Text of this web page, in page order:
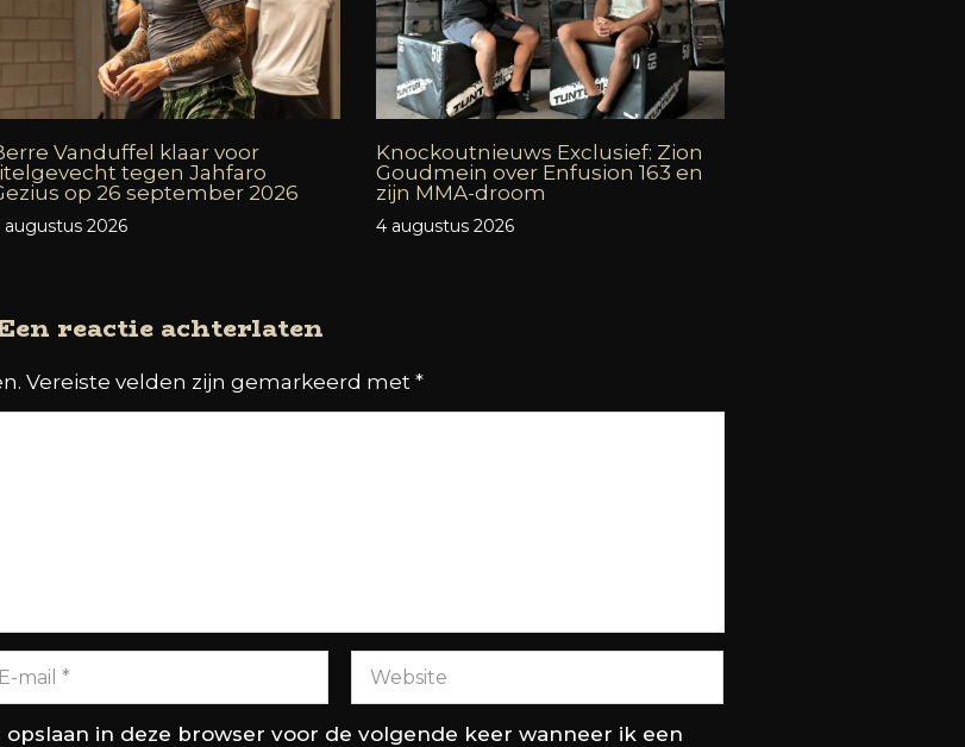
Vanduffel klaar voor
tegen Jahfaro
op 26 september 2026
augustus 2026
Knockoutnieuws Exclusief: Zion
Goudmein over Enfusion 163 en
zijn MMA-droom
4 augustus 2026
reactie achterlaten
Vereiste velden zijn gemarkeerd met *
opslaan in deze browser voor de volgende keer wanneer ik een